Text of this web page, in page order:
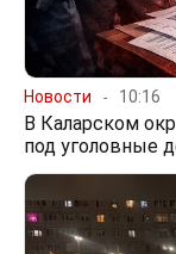
Новости 10:16
В Каларском
под уголовные